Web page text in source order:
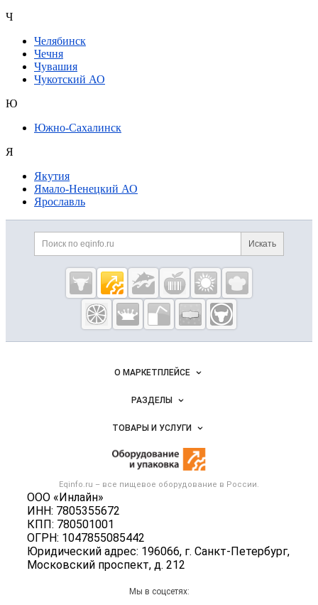
Ч
Челябинск
Чечня
Чувашия
Чукотский АО
Ю
Южно-Сахалинск
Я
Якутия
Ямало-Ненецкий АО
Ярославль
Дополнительная информация
Поиск по сайту и
Искать
Cсылки на полезные проекты
Eqinfo.ru —
пищевое
оборудование
и упаковка
Важные разделы и контакты
Eqinfo.ru – все пищевое оборудование в России.
ООО «Инлайн»
ИНН: 7805355672
КПП: 780501001
ОГРН: 1047855085442
Юридический адрес: 196066, г. Санкт-Петербург,
Московский проспект, д. 212
Навигация по сайтуО МАРКЕТПЛЕЙСЕ
Новости Eqinfo.ru
Размещение рекламы
Публичная оферта
Контактная информация
Политика обработки персональных данных
РАЗДЕЛЫ
Объявления
Вакансии
Блог
ТОВАРЫ И УСЛУГИ
Оборудование для пищепрома
Тара и упаковка
Б/у оборудование
Информация о компаниях
Добавить объявление
Карта объявлений
Мы в соцсетях: